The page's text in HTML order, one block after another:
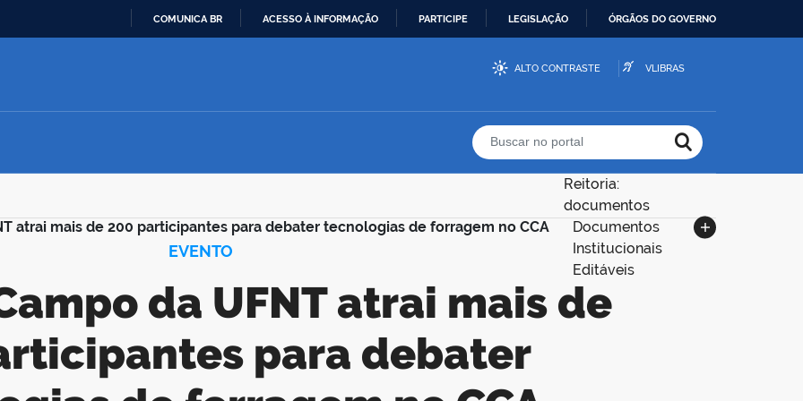
CONTEÚDO
COMUNICA BR ACESSO À INFORMAÇÃO PARTICIPE LEGISLAÇÃO ÓRGÃOS DO GOVERNO
ALTO CONTRASTE VLIBRAS
Buscar no portal
atrai mais de 200 participantes para debater tecnologias de forragem no CCA
Reitoria:
documentos
Documentos
Institucionais
Editáveis
EVENTO
para debater